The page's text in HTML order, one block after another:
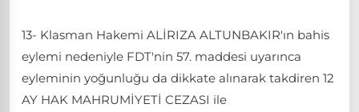
13- Klasman Hakemi ALİRIZA ALTUNBAKIR'ın bahis
eylemi nedeniyle FDT'nin 57. maddesi uyarınca
eyleminin yoğunluğu da dikkate alınarak takdiren 12
AY HAK MAHRUMİYETİ CEZASI ile